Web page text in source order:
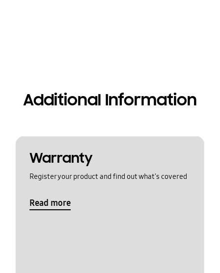
Additional Information
Warranty
Register your product and find out what's covered
Read more